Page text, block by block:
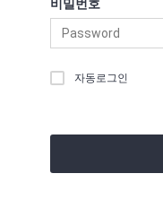
비밀번호
자동로그인